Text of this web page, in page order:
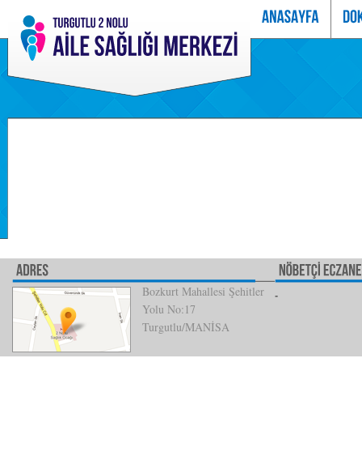
Bozkurt Mahallesi Şehitler
Yolu No:17
Turgutlu/MANİSA